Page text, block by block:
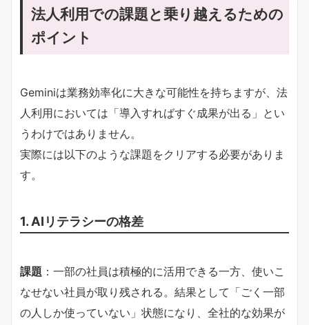
法人利用での課題と乗り越えるための
ポイント
Geminiは業務効率化に大きな可能性を持ちますが、法
人利用においては「導入すればすぐ成果が出る」とい
うわけではありません。
実際には以下のような課題をクリアする必要がありま
す。
1. AIリテラシーの格差
課題 ：一部の社員は積極的に活用できる一方、使いこ
なせない社員が取り残される。結果として「ごく一部
の人しか使っていない」状態になり、全社的な効果が